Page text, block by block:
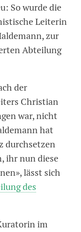
So wurde die
Leiterin
zur
Abteilung
der
Christian
war, nicht
hat
durchsetzen
ihr nun diese
lässt sich
des
im